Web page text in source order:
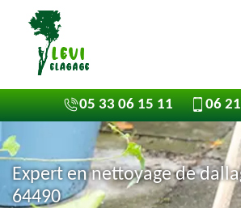
05 33 06 15 11 06
Expert en nettoyage de
64490